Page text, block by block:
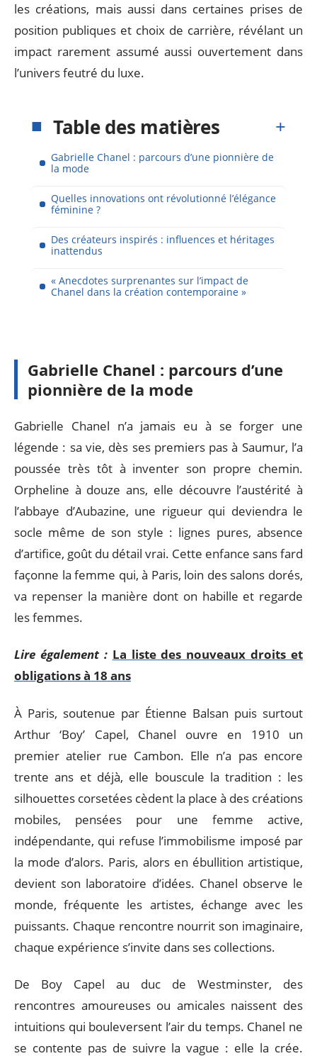
les créations, mais aussi dans certaines prises de
position publiques et choix de carrière, révélant un
impact rarement assumé aussi ouvertement dans
l’univers feutré du luxe.
Table des matières
Gabrielle Chanel : parcours d’une pionnière de
la mode
Quelles innovations ont révolutionné l’élégance
féminine ?
Des créateurs inspirés : influences et héritages
inattendus
« Anecdotes surprenantes sur l’impact de
Chanel dans la création contemporaine »
Gabrielle Chanel : parcours d’une
pionnière de la mode
Gabrielle Chanel n’a jamais eu à se forger une
légende : sa vie, dès ses premiers pas à Saumur, l’a
poussée très tôt à inventer son propre chemin.
Orpheline à douze ans, elle découvre l’austérité à
l’abbaye d’Aubazine, une rigueur qui deviendra le
socle même de son style : lignes pures, absence
d’artifice, goût du détail vrai. Cette enfance sans fard
façonne la femme qui, à Paris, loin des salons dorés,
va repenser la manière dont on habille et regarde
les femmes.
Lire également : La liste des nouveaux droits et
obligations à 18 ans
À Paris, soutenue par Étienne Balsan puis surtout
Arthur ‘Boy’ Capel, Chanel ouvre en 1910 un
premier atelier rue Cambon. Elle n’a pas encore
trente ans et déjà, elle bouscule la tradition : les
silhouettes corsetées cèdent la place à des créations
mobiles, pensées pour une femme active,
indépendante, qui refuse l’immobilisme imposé par
la mode d’alors. Paris, alors en ébullition artistique,
devient son laboratoire d’idées. Chanel observe le
monde, fréquente les artistes, échange avec les
puissants. Chaque rencontre nourrit son imaginaire,
chaque expérience s’invite dans ses collections.
De Boy Capel au duc de Westminster, des
rencontres amoureuses ou amicales naissent des
intuitions qui bouleversent l’air du temps. Chanel ne
se contente pas de suivre la vague : elle la crée.